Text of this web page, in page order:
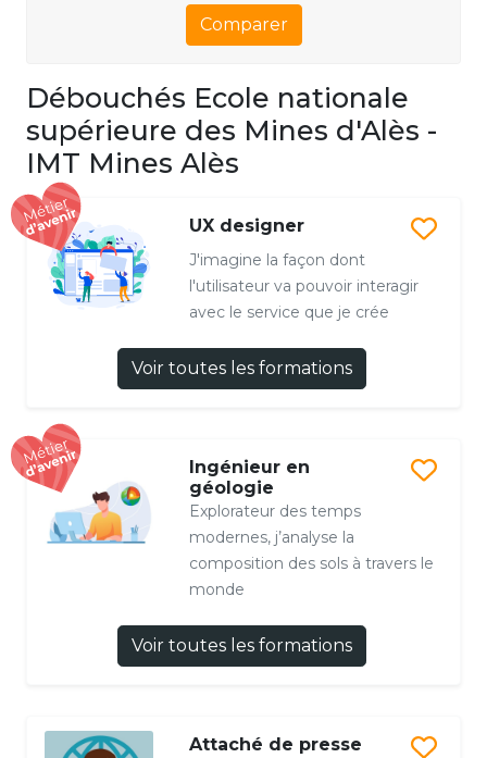
Comparer
Débouchés Ecole nationale
supérieure des Mines d'Alès -
IMT Mines Alès
UX designer
J'imagine la façon dont
l'utilisateur va pouvoir interagir
avec le service que je crée
Voir toutes les formations
Ingénieur en
géologie
Explorateur des temps
modernes, j’analyse la
composition des sols à travers le
monde
Voir toutes les formations
Attaché de presse